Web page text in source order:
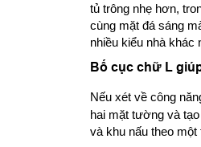
tủ trông nhẹ hơn,
cùng mặt đá sáng
nhiều kiểu nhà khác
Bố cục chữ L
Nếu xét về công
hai mặt tường và
và khu nấu theo